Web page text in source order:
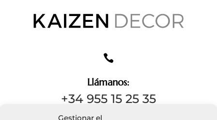
Gestionar el

Llámanos:
+34 955 15 25 35